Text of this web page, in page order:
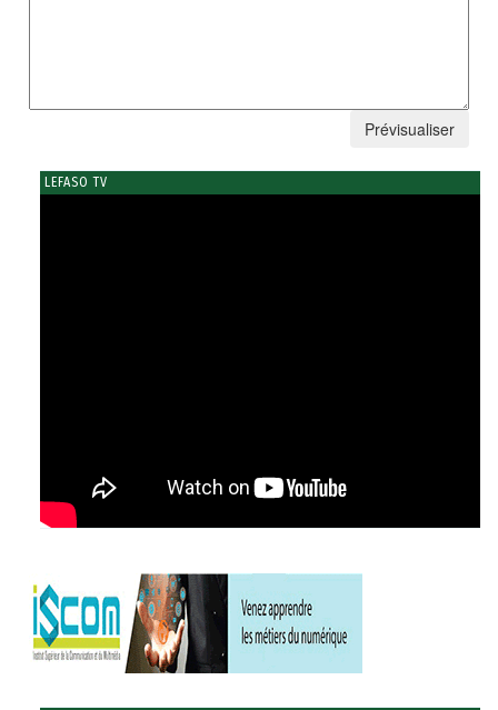
LEFASO TV